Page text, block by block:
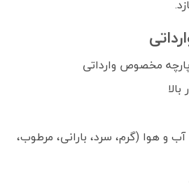
مخصوص وارداتی
و هوا (گرم، سرد، بارانی، مرطوب،